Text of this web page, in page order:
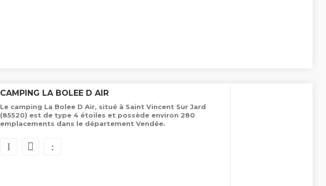
CAMPING LA BOLEE D AIR
Le camping La Bolee D Air, situé à Saint Vincent Sur Jard
(85520) est de type 4 étoiles et possède environ 280
emplacements dans le département Vendée.